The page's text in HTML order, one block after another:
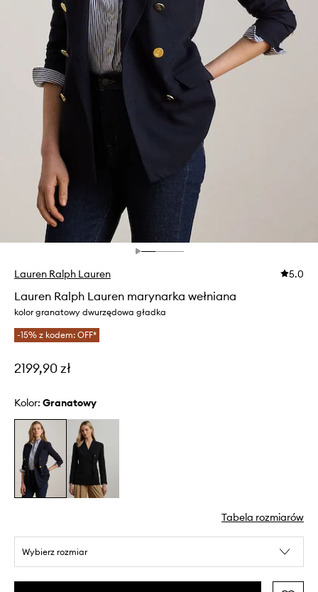
Lauren Ralph Lauren 5.0
Lauren Ralph Lauren marynarka wełniana
kolor granatowy dwurzędowa gładka
-15% z kodem: OFF*
2199,90 zł
Kolor: granatowy
Tabela rozmiarów
Wybierz rozmiar